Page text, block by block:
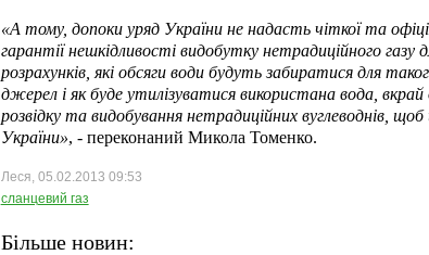
«А тому, допоки уряд України не надасть чіткої та
гарантії нешкідливості видобутку нетрадиційного газу
розрахунків, які обсяги води будуть забиратися для
джерел і як буде утилізуватися використана вода,
розвідку та видобування нетрадиційних вуглеводнів,
України», - переконаний Микола Томенко.
Леся, 05.02.2013 09:53
сланцевий газ
Більше новин: